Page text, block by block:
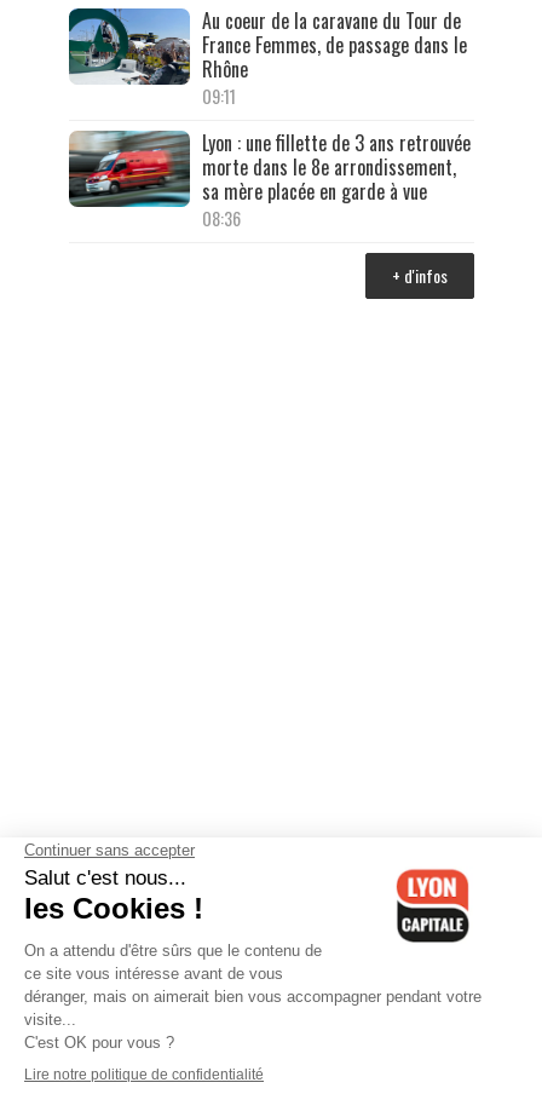
Au coeur de la caravane du Tour de
France Femmes, de passage dans le
Rhône
09:11
Lyon : une fillette de 3 ans retrouvée
morte dans le 8e arrondissement,
sa mère placée en garde à vue
08:36
+ d'infos